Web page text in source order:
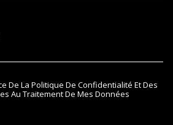
De La Politique De Confidentialité Et Des
Au Traitement De Mes Données